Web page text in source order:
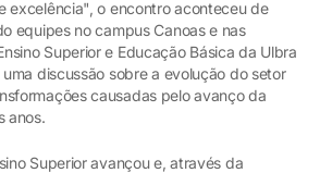
excelência", o encontro aconteceu de
equipes no campus Canoas e nas
Superior e Educação Básica da Ulbra
discussão sobre a evolução do setor
causadas pelo avanço da
anos.
Superior avançou e, através da